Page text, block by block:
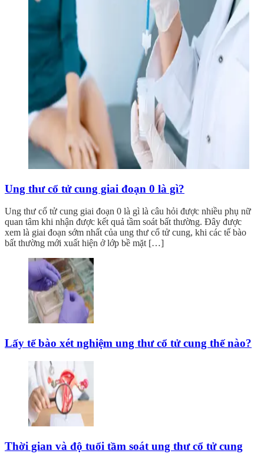
Ung thư cổ tử cung giai đoạn 0 là gì?
Ung thư cổ tử cung giai đoạn 0 là gì là câu hỏi được nhiều phụ nữ
quan tâm khi nhận được kết quả tầm soát bất thường. Đây được
xem là giai đoạn sớm nhất của ung thư cổ tử cung, khi các tế bào
bất thường mới xuất hiện ở lớp bề mặt […]
Lấy tế bào xét nghiệm ung thư cổ tử cung thế nào?
Thời gian và độ tuổi tầm soát ung thư cổ tử cung